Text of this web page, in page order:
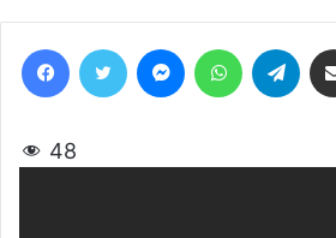
an
email
48